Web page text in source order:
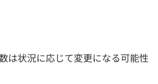
は状況に応じて変更になる可能性